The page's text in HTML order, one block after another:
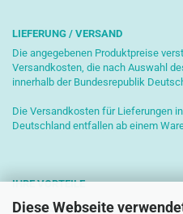
Diese Webseite
LIEFERUNG / VERSAND
Die angegebenen Produktpreise
Versandkosten, die nach Auswahl
innerhalb der Bundesrepublik
Die Versandkosten für Lieferungen
Deutschland entfallen ab einem
IHRE VORTEILE
Sichere Zahlung mit SSL-